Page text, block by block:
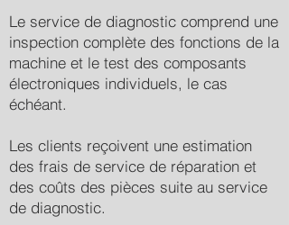
Le service de diagnostic comprend une
inspection complète des fonctions de la
machine et le test des composants
électroniques individuels, le cas
échéant.
Les clients reçoivent une estimation
des frais de service de réparation et
des coûts des pièces suite au service
de diagnostic.